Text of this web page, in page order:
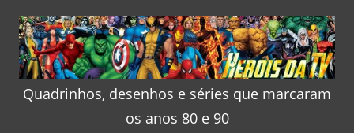
content
Heróis
Quadrinhos, desenhos e séries que marcaram
os anos 80 e 90